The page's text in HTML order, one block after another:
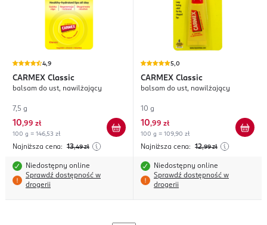
4,9
CARMEX Classic
balsam do ust, nawilżający
7,5 g
10,99 zł
100 g = 146,53 zł
Najniższa cena: 13,49 zł
Niedostępny online
Sprawdź dostępność w
drogerii
5,0
CARMEX Classic
balsam do ust, nawilżający
10 g
10,99 zł
100 g = 109,90 zł
Najniższa cena: 12,99 zł
Niedostępny online
Sprawdź dostępność w
drogerii